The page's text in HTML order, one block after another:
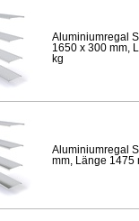
Aluminiumregal
1650 x 300 mm,
kg
Aluminiumregal
mm, Länge 1475